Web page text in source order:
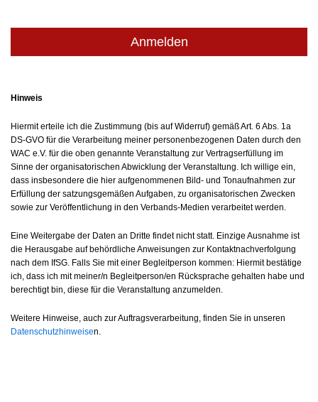
Anmelden
Hinweis
Hiermit erteile ich die Zustimmung (bis auf Widerruf) gemäß Art. 6 Abs. 1a
DS-GVO für die Verarbeitung meiner personenbezogenen Daten durch den
WAC e.V. für die oben genannte Veranstaltung zur Vertragserfüllung im
Sinne der organisatorischen Abwicklung der Veranstaltung. Ich willige ein,
dass insbesondere die hier aufgenommenen Bild- und Tonaufnahmen zur
Erfüllung der satzungsgemäßen Aufgaben, zu organisatorischen Zwecken
sowie zur Veröffentlichung in den Verbands-Medien verarbeitet werden.
Eine Weitergabe der Daten an Dritte findet nicht statt. Einzige Ausnahme ist
die Herausgabe auf behördliche Anweisungen zur Kontaktnachverfolgung
nach dem IfSG. Falls Sie mit einer Begleitperson kommen: Hiermit bestätige
ich, dass ich mit meiner/n Begleitperson/en Rücksprache gehalten habe und
berechtigt bin, diese für die Veranstaltung anzumelden.
Weitere Hinweise, auch zur Auftragsverarbeitung, finden Sie in unseren
Datenschutzhinweisen.